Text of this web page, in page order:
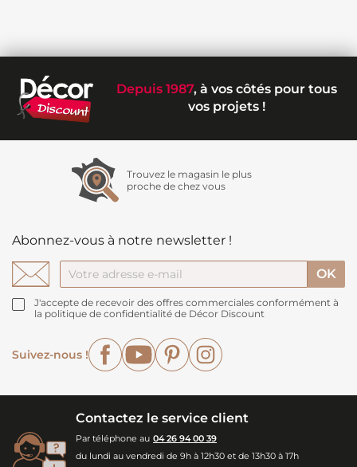
Depuis 1987, à vos côtés pour tous
vos projets !
Trouvez le magasin le plus
proche de chez vous
Abonnez-vous à notre newsletter !
J'accepte de recevoir des offres commerciales conformément à
la politique de confidentialité de Décor Discount
Suivez-nous !
FacebookYouTubePinterest
Contactez le service client
Par téléphone au 04 26 94 00 39
du lundi au vendredi de 9h à 12h30 et de 13h30 à 17h